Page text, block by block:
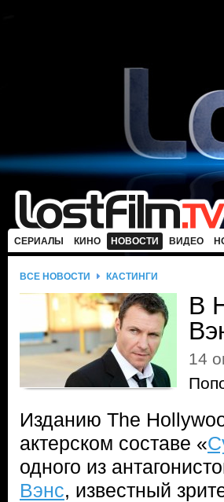
СЕРИАЛЫ КИНО НОВОСТИ ВИДЕО
ВСЕ НОВОСТИ КАСТИНГИ
В
14
Изданию The
актерском составе «
одного из
Вэнс, известный